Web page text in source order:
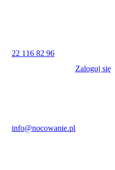
22 116 82 96
info@nocowanie.pl
Zaloguj się